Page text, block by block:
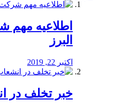
️اطلاعیه مهم
البرز
اکتبر 22, 2019
خبر تخلف در